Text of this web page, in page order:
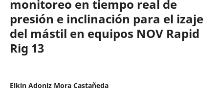
monitoreo en tiempo real de
presión e inclinación para el izaje
del mástil en equipos NOV Rapid
Rig 13
Elkin Adoniz Mora Castañeda